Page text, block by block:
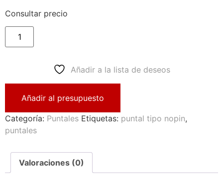
Consultar precio
Añadir a la lista de deseos
Añadir al presupuesto
Categoría: Puntales Etiquetas: puntal tipo nopin,
puntales
Valoraciones (0)